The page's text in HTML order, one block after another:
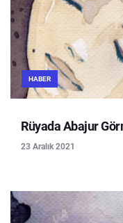
HABER
Rüyada Abajur
23 Aralık 2021